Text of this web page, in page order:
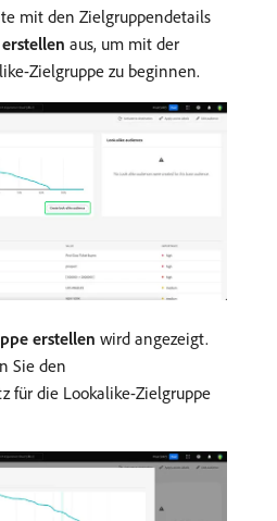
mit den Zielgruppendetails
aus, um mit der
Zielgruppe zu beginnen.
erstellen wird angezeigt.
Sie den
für die Lookalike-Zielgruppe